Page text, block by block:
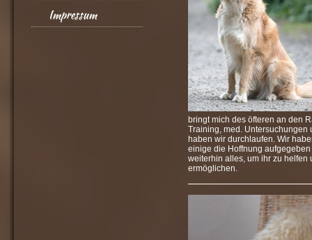
Impressum
bringt mich des öfteren an den
Training, med.
haben wir durchlaufen. Wir
einige die Hoffnung
weiterhin alles, um ihr zu helfen
ermöglichen.